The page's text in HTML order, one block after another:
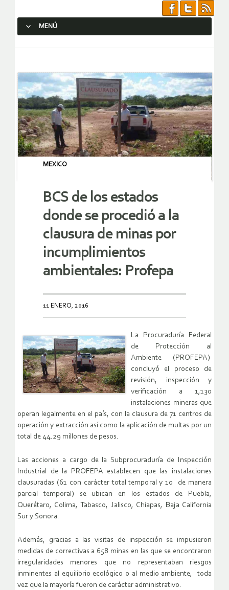
MENÚ
MEXICO
BCS de los estados
donde se procedió a la
clausura de minas por
incumplimientos
ambientales: Profepa
11 ENERO, 2016
La Procuraduría Federal
de Protección al
Ambiente (PROFEPA)
concluyó el proceso de
revisión, inspección y
verificación a 1,130
instalaciones mineras que
operan legalmente en el país, con la clausura de 71 centros de
operación y extracción así como la aplicación de multas por un
total de 44.29 millones de pesos.
Las acciones a cargo de la Subprocuraduría de Inspección
Industrial de la PROFEPA establecen que las instalaciones
clausuradas (61 con carácter total temporal y 10 de manera
parcial temporal) se ubican en los estados de Puebla,
Querétaro, Colima, Tabasco, Jalisco, Chiapas, Baja California
Sur y Sonora.
Además, gracias a las visitas de inspección se impusieron
medidas de correctivas a 658 minas en las que se encontraron
irregularidades menores que no representaban riesgos
inminentes al equilibrio ecológico o al medio ambiente, toda
vez que la mayoría fueron de carácter administrativo.